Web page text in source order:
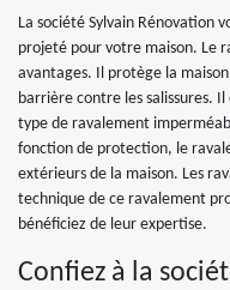
La société Sylvain Rénovation
projeté pour votre maison. Le
avantages. Il protège la
barrière contre les salissures.
type de ravalement
fonction de protection, le
extérieurs de la maison. Les
technique de ce ravalement
bénéficiez de leur expertise.
Confiez à la